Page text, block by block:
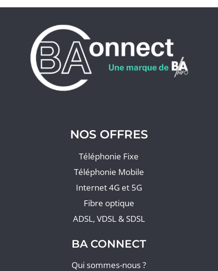
NOS OFFRES
Téléphonie Fixe
Téléphonie Mobile
Internet 4G et 5G
Fibre optique
ADSL, VDSL & SDSL
BA CONNECT
Qui sommes-nous ?